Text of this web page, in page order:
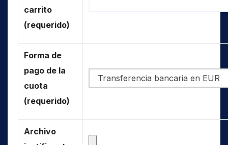
carrito
(requerido)
Forma de
pago de la
cuota
(requerido)
Archivo